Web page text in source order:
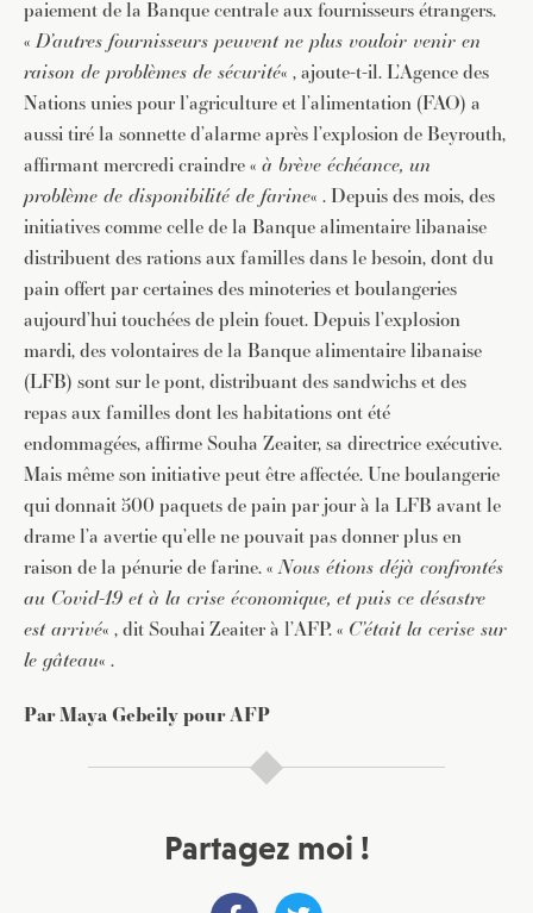
paiement de la Banque centrale aux fournisseurs étrangers.
«D’autres fournisseurs peuvent ne plus vouloir venir en
raison de problèmes de sécurité« , ajoute-t-il. L’Agence des
Nations unies pour l’agriculture et l’alimentation (FAO) a
aussi tiré la sonnette d’alarme après l’explosion de Beyrouth,
affirmant mercredi craindre « à brève échéance, un
problème de disponibilité de farine« . Depuis des mois, des
initiatives comme celle de la Banque alimentaire libanaise
distribuent des rations aux familles dans le besoin, dont du
pain offert par certaines des minoteries et boulangeries
aujourd’hui touchées de plein fouet. Depuis l’explosion
mardi, des volontaires de la Banque alimentaire libanaise
(LFB) sont sur le pont, distribuant des sandwichs et des
repas aux familles dont les habitations ont été
endommagées, affirme Souha Zeaiter, sa directrice exécutive.
Mais même son initiative peut être affectée. Une boulangerie
qui donnait 500 paquets de pain par jour à la LFB avant le
drame l’a avertie qu’elle ne pouvait pas donner plus en
raison de la pénurie de farine. «Nous étions déjà confrontés
au Covid-19 et à la crise économique, et puis ce désastre
est arrivé« , dit Souhai Zeaiter à l’AFP. « C’était la cerise sur
le gâteau« .
Par Maya Gebeily pour AFP
Partagez moi !
JE M'INSCRIS À LA NEWSLETTER
Pour recevoir toutes les deux semaines notre lettre
d’info avec une sélection d’articles …